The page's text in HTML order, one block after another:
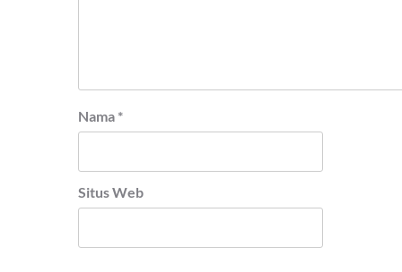
Nama *
Situs Web